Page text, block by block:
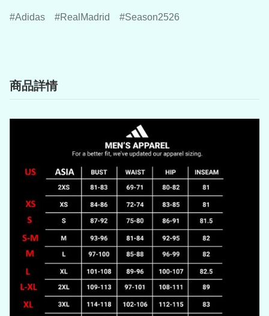
Adidas RealMadrid Season2526
商品詳情